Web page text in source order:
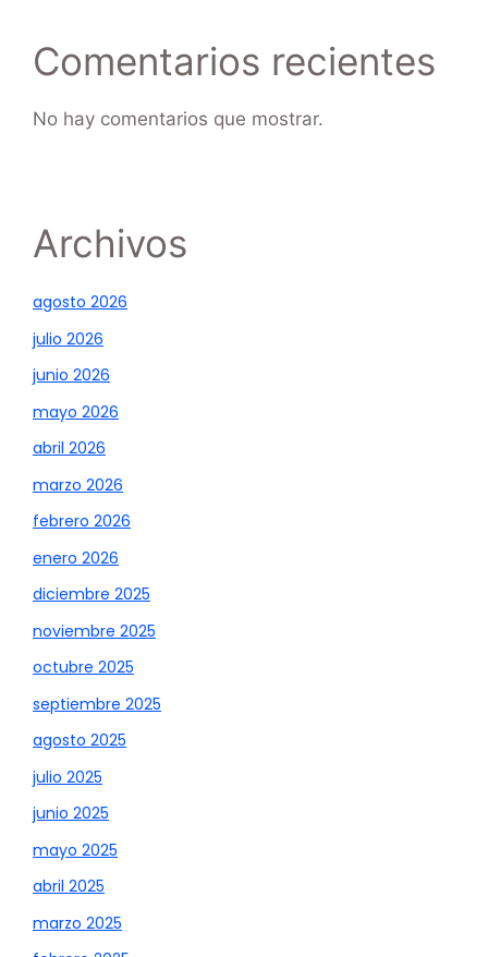
Comentarios recientes
No hay comentarios que mostrar.
Archivos
agosto 2026
julio 2026
junio 2026
mayo 2026
abril 2026
marzo 2026
febrero 2026
enero 2026
diciembre 2025
noviembre 2025
octubre 2025
septiembre 2025
agosto 2025
julio 2025
junio 2025
mayo 2025
abril 2025
marzo 2025